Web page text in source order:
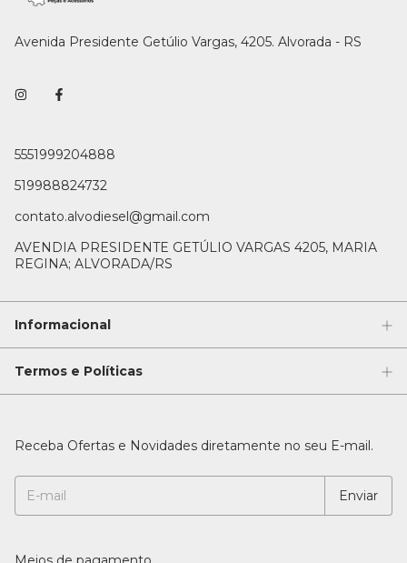
Avenida Presidente Getúlio Vargas, 4205. Alvorada - RS
5551999204888
519988824732
contato.alvodiesel@gmail.com
AVENDIA PRESIDENTE GETÚLIO VARGAS 4205, MARIA
REGINA; ALVORADA/RS
Informacional
Termos e Políticas
Receba Ofertas e Novidades diretamente no seu E-mail.